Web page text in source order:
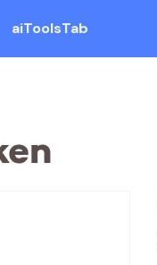
aiToolsTab